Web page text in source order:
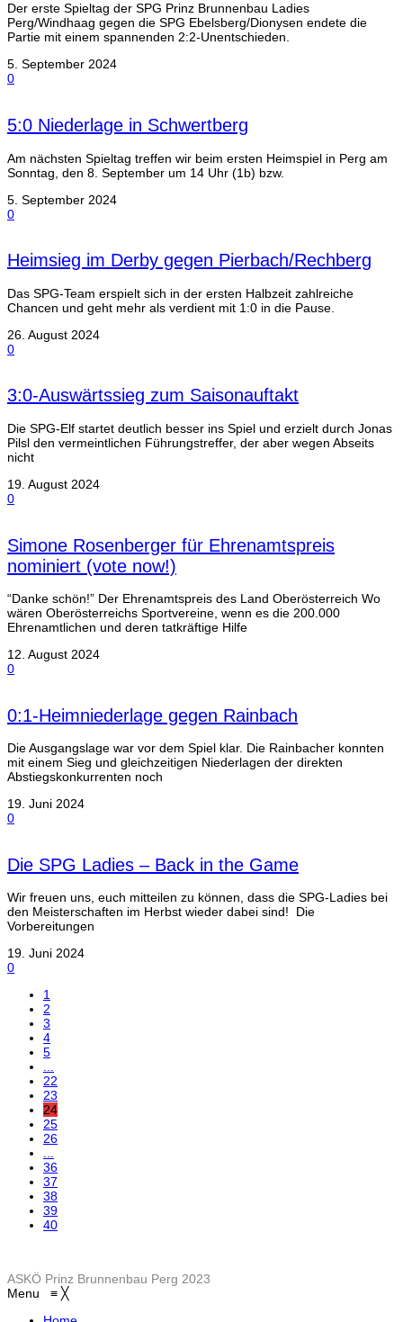
Der erste Spieltag der SPG Prinz Brunnenbau Ladies
Perg/Windhaag gegen die SPG Ebelsberg/Dionysen endete die
Partie mit einem spannenden 2:2-Unentschieden.
5. September 2024
0
5:0 Niederlage in Schwertberg
Am nächsten Spieltag treffen wir beim ersten Heimspiel in Perg am
Sonntag, den 8. September um 14 Uhr (1b) bzw.
5. September 2024
0
Heimsieg im Derby gegen Pierbach/Rechberg
Das SPG-Team erspielt sich in der ersten Halbzeit zahlreiche
Chancen und geht mehr als verdient mit 1:0 in die Pause.
26. August 2024
0
3:0-Auswärtssieg zum Saisonauftakt
Die SPG-Elf startet deutlich besser ins Spiel und erzielt durch Jonas
Pilsl den vermeintlichen Führungstreffer, der aber wegen Abseits
nicht
19. August 2024
0
Simone Rosenberger für Ehrenamtspreis
nominiert (vote now!)
“Danke schön!” Der Ehrenamtspreis des Land Oberösterreich Wo
wären Oberösterreichs Sportvereine, wenn es die 200.000
Ehrenamtlichen und deren tatkräftige Hilfe
12. August 2024
0
0:1-Heimniederlage gegen Rainbach
Die Ausgangslage war vor dem Spiel klar. Die Rainbacher konnten
mit einem Sieg und gleichzeitigen Niederlagen der direkten
Abstiegskonkurrenten noch
19. Juni 2024
0
Die SPG Ladies – Back in the Game
Wir freuen uns, euch mitteilen zu können, dass die SPG-Ladies bei
den Meisterschaften im Herbst wieder dabei sind! Die
Vorbereitungen
19. Juni 2024
0
1
2
3
4
5
...
22
23
24
25
26
...
36
37
38
39
40
ASKÖ Prinz Brunnenbau Perg 2023
Menu ≡ ╳